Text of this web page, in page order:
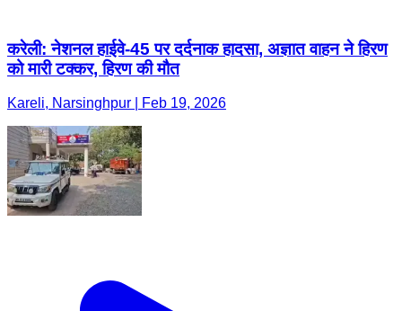
करेली: नेशनल हाईवे-45 पर दर्दनाक हादसा, अज्ञात वाहन ने हिरण
को मारी टक्कर, हिरण की मौत
Kareli, Narsinghpur | Feb 19, 2026